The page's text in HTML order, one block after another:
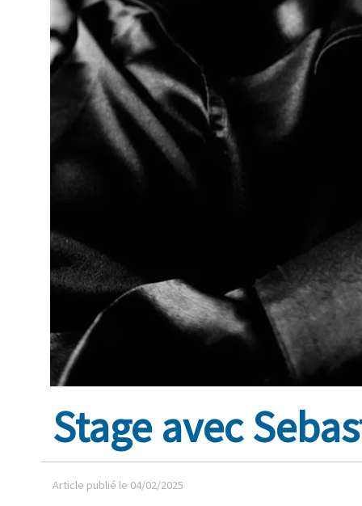
Stage avec
Article publié le 04/02/2025